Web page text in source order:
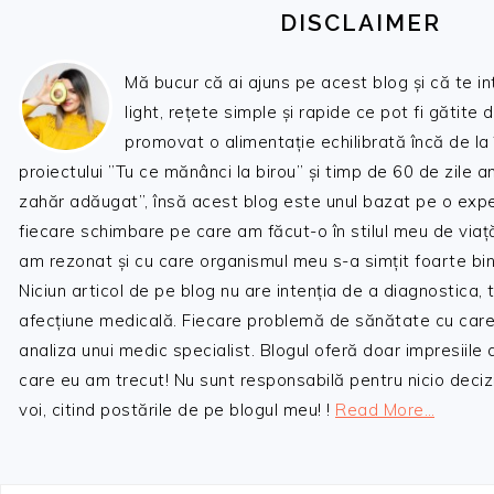
DISCLAIMER
Mă bucur că ai ajuns pe acest blog și că te
light, rețete simple și rapide ce pot fi gătite
promovat o alimentație echilibrată încă de
proiectului ”Tu ce mănânci la birou” și timp de 60 de zile
zahăr adăugat”, însă acest blog este unul bazat pe o
fiecare schimbare pe care am făcut-o în stilul meu de
am rezonat și cu care organismul meu s-a simțit foarte
Niciun articol de pe blog nu are intenția de a diagnostica,
afecțiune medicală. Fiecare problemă de sănătate cu
analiza unui medic specialist. Blogul oferă doar impresiile
care eu am trecut! Nu sunt responsabilă pentru nicio
voi, citind postările de pe blogul meu! ! Read More…